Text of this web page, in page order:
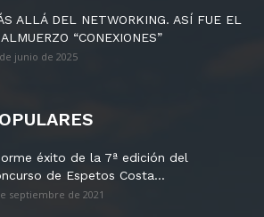
ALLÁ DEL NETWORKING. ASÍ FUE EL
“CONEXIONES”
junio de 2025
éxito de la 7ª edición del
de Espetos Costa...
septiembre de 2021